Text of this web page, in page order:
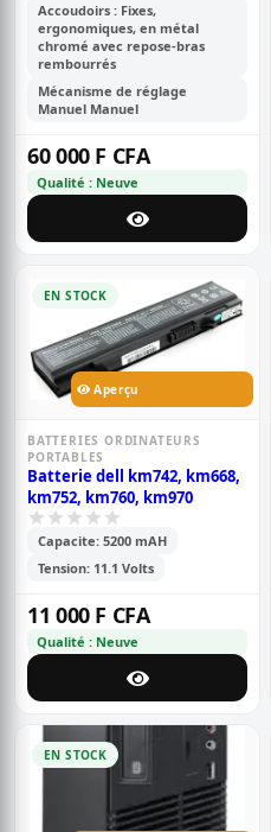
Accoudoirs : Fixes,
ergonomiques, en métal
chromé avec repose-bras
rembourrés
Mécanisme de réglage
Manuel Manuel
60 000 F CFA
Qualité : Neuve
EN STOCK
Aperçu
BATTERIES ORDINATEURS
PORTABLES
Batterie dell km742, km668,
km752, km760, km970
Capacite: 5200 mAH
Tension: 11.1 Volts
11 000 F CFA
Qualité : Neuve
EN STOCK